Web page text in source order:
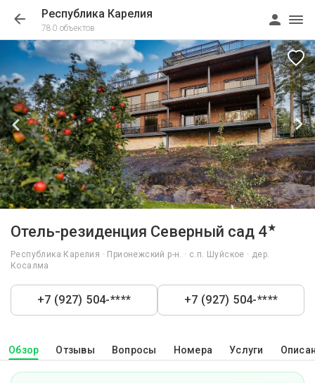
Республика Карелия
780 объектов
Отель-резиденция Северный cад 4★
Республика Карелия · Прионежский р-н. · с.п. Шуйское · дер.
Косалма
+7 (927) 504-**** +7 (927) 504-****
Обзор Отзывы Вопросы Номера Услуги